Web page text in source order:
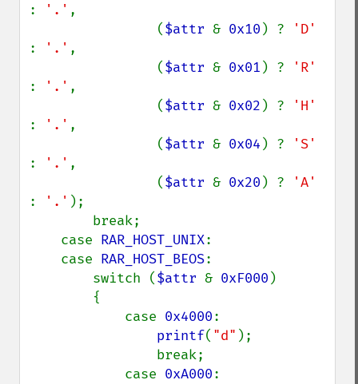
:
'.' ,
                (
$attr & 0x10 ) ?
:
'.' ,
                (
$attr & 0x01 ) ?
:
'.' ,
                (
$attr & 0x02 ) ?
:
'.' ,
                (
$attr & 0x04 ) ?
:
'.' ,
                (
$attr & 0x20 ) ?
:
'.' );
    case
RAR_HOST_UNIX:
    case
RAR_HOST_BEOS:
        switch (
$attr & 0xF000 )
            case
0x4000:
printf( "d" );
            case
0xA000: